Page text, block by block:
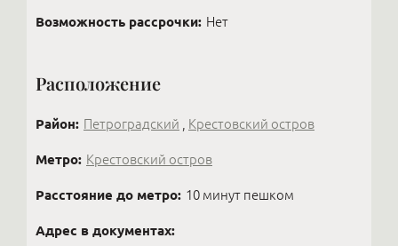
Возможность рассрочки: Нет
Расположение
Район: Петроградский Крестовский остров
Метро: Крестовский остров
Расстояние до метро: 10 минут пешком
Адрес в документах: